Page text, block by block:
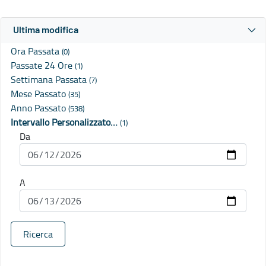
Ultima modifica
Ora Passata (0)
Passate 24 Ore (1)
Settimana Passata (7)
Mese Passato (35)
Anno Passato (538)
Intervallo Personalizzato… (1)
Da
A
Ricerca